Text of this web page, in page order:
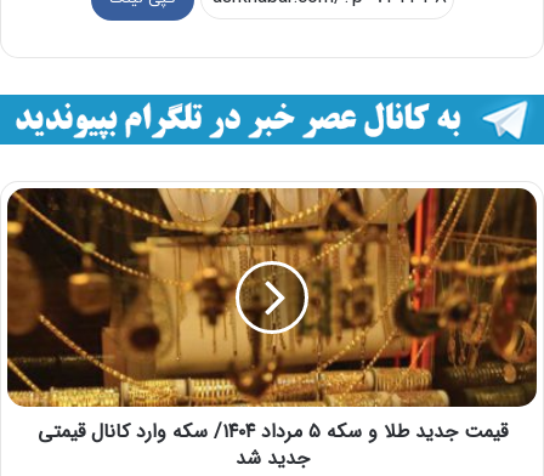
قیمت جدید طلا و سکه ۵ مرداد ۱۴۰۴/ سکه وارد کانال قیمتی
جدید شد